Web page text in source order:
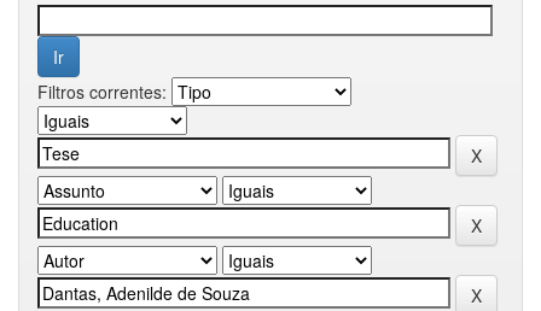
Filtros correntes: